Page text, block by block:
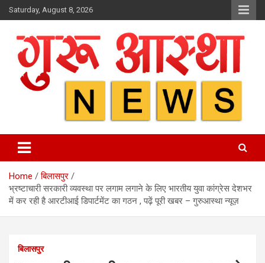
Skip
to
Saturday, August 8, 2026
Home
बिलासपुर
भ्रष्टाचारी सरकारी व्यवस्था पर लगाम लगाने के लिए भारतीय युवा कांग्रेस देशभर
में कर रही है आरटीआई डिपार्टमेंट का गठन , पढ़ें पूरी खबर – गुरुआस्था न्यूज़
बिलासपुर